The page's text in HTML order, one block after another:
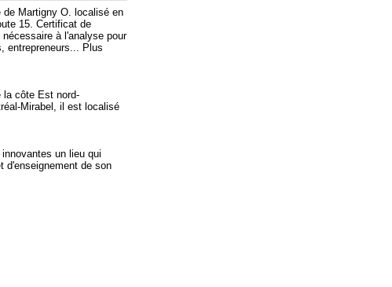
de Martigny O. localisé en
15. Certificat de
à l'analyse pour
entrepreneurs... Plus
la côte Est nord-
Mirabel, il est localisé
un lieu qui
d'enseignement de son